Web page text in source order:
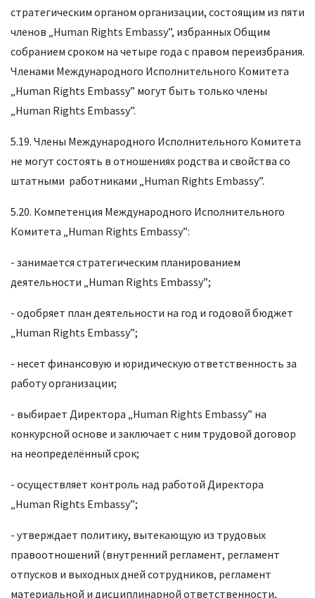
стратегическим органом организации, состоящим из пяти
членов „Human Rights Embassy”, избранных Общим
собранием сроком на четыре года с правом переизбрания.
Членами Международного Исполнительного Комитета
„Human Rights Embassy” могут быть только члены
„Human Rights Embassy”.
5.19. Члены Международного Исполнительного Комитета
не могут состоять в отношениях родства и свойства со
штатными работниками „Human Rights Embassy”.
5.20. Компетенция Международного Исполнительного
Комитета „Human Rights Embassy”:
- занимается стратегическим планированием
деятельности „Human Rights Embassy”;
- одобряет план деятельности на год и годовой бюджет
„Human Rights Embassy”;
- несет финансовую и юридическую ответственность за
работу организации;
- выбирает Директора „Human Rights Embassy” на
конкурсной основе и заключает с ним трудовой договор
на неопределённый срок;
- осуществляет контроль над работой Директора
„Human Rights Embassy”;
- утверждает политику, вытекающую из трудовых
правоотношений (внутренний регламент, регламент
отпусков и выходных дней сотрудников, регламент
материальной и дисциплинарной ответственности,